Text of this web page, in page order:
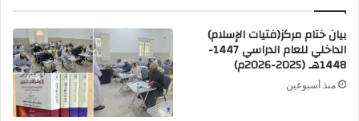
بيان ختام مركز(فتيات الإسلام)
الداخلي للعام الدراسي 1447-
1448هـ (2025-2026م)
منذ أسبوعين